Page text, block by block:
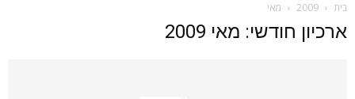
בית 2009 מאי
ארכיון חודשי: מאי 2009